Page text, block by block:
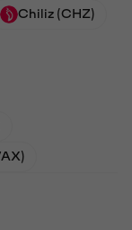
Chiliz (CHZ)